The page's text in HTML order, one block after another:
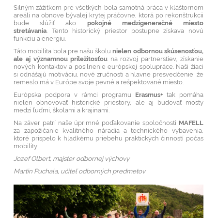
Silným zážitkom pre všetkých bola samotná práca v kláštornom
areáli na obnove bývalej krytej práčovne, ktorá po rekonštrukcii
bude slúžiť ako pokojné medzigeneračné miesto
stretávania . Tento historický priestor postupne získava novú
funkciu a energiu.
Táto mobilita bola pre našu školunielen odbornou skúsenosťou,
ale aj významnou príležitosťou na rozvoj partnerstiev, získanie
nových kontaktov a posilnenie európskej spolupráce. Naši žiaci
si odnášajú motiváciu, nové zručnosti a hlavne presvedčenie, že
remeslo má v Európe svoje pevné a rešpektované miesto.
Európska podpora v rámci programu Erasmus+ tak pomáha
nielen obnovovať historické priestory, ale aj budovať mosty
medzi ľuďmi, školami a krajinami.
Na záver patrí naše úprimné poďakovanie spoločnosti MAFELL
za zapožičanie kvalitného náradia a technického vybavenia,
ktoré prispelo k hladkému priebehu praktických činností počas
mobility.
Jozef Olbert, majster odbornej výchovy
Martin Puchala, učiteľ odborných predmetov